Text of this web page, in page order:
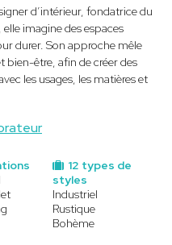
d’intérieur, fondatrice du
imagine des espaces
durer. Son approche mêle
bien-être, afin de créer des
les usages, les matières et
12 types de
styles
Industriel
Rustique
Bohème